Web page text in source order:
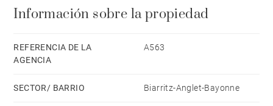
Información sobre la propiedad
REFERENCIA DE LA
AGENCIA
A563
SECTOR/ BARRIO Biarritz-Anglet-Bayonne